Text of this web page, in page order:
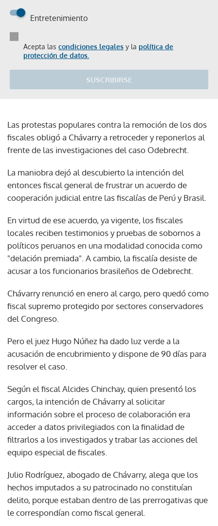
Entretenimiento
Acepta las condiciones legales y la política de
protección de datos.
SUSCRIBIRSE
Las protestas populares contra la remoción de los dos
fiscales obligó a Chávarry a retroceder y reponerlos al
frente de las investigaciones del caso Odebrecht.
La maniobra dejó al descubierto la intención del
entonces fiscal general de frustrar un acuerdo de
cooperación judicial entre las fiscalías de Perú y Brasil.
En virtud de ese acuerdo, ya vigente, los fiscales
locales reciben testimonios y pruebas de sobornos a
políticos peruanos en una modalidad conocida como
"delación premiada". A cambio, la fiscalía desiste de
acusar a los funcionarios brasileños de Odebrecht.
Chávarry renunció en enero al cargo, pero quedó como
fiscal supremo protegido por sectores conservadores
del Congreso.
Pero el juez Hugo Núñez ha dado luz verde a la
acusación de encubrimiento y dispone de 90 días para
resolver el caso.
Según el fiscal Alcides Chinchay, quien presentó los
cargos, la intención de Chávarry al solicitar
información sobre el proceso de colaboración era
acceder a datos privilegiados con la finalidad de
filtrarlos a los investigados y trabar las acciones del
equipo especial de fiscales.
Julio Rodríguez, abogado de Chávarry, alega que los
hechos imputados a su patrocinado no constituían
delito, porque estaban dentro de las prerrogativas que
le correspondían como fiscal general.